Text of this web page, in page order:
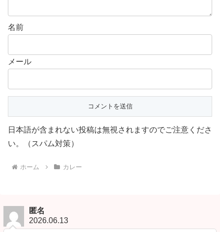
名前
メール
日本語が含まれない投稿は無視されますのでご注意くださ
い。（スパム対策）
ホーム カレー
匿名
2026.06.13